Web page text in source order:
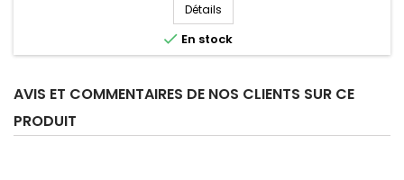
Détails
 En stock
AVIS ET COMMENTAIRES DE NOS CLIENTS SUR CE
PRODUIT